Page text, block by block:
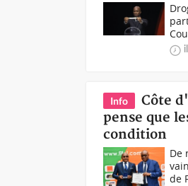
Info
Côte
pense que
condition
De
de